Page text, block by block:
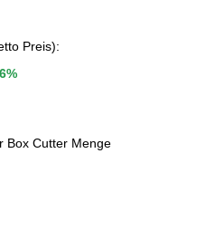
Preis):
6%
Box Cutter Menge